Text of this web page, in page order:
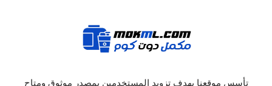
تأسس موقعنا بهدف تزويد المستخدمين بمصدر موثوق ومتاح